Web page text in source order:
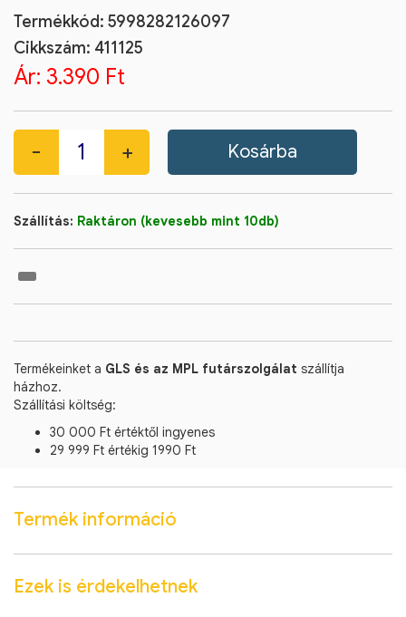
Termékkód: 5998282126097
Cikkszám: 411125
Ár: 3.390 Ft
Szállítás: Raktáron (kevesebb mint 10db)
Termékeinket a GLS és az MPL futárszolgálat szállítja
házhoz.
Szállítási költség:
30 000 Ft értéktől ingyenes
29 999 Ft értékig 1990 Ft
Termék információ
Ezek is érdekelhetnek